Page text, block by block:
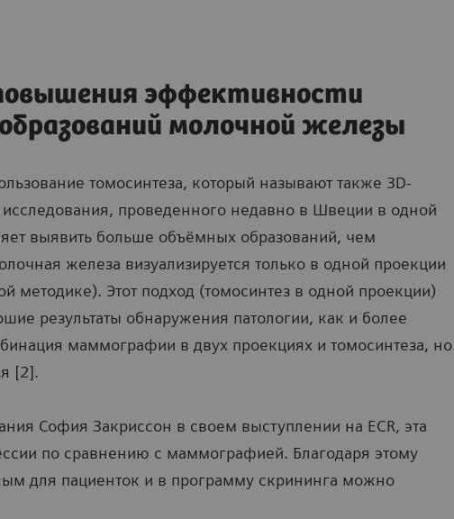
эффективности
молочной железы
томосинтеза, который называют также 3D-
проведенного недавно в Швеции в одной
выявить больше объёмных образований, чем
железа визуализируется только в одной проекции
методике). Этот подход (томосинтез в одной проекции)
результаты обнаружения патологии, как и более
маммографии в двух проекциях и томосинтеза, но
[2].
София Закриссон в своем выступлении на ECR, эта
по сравнению с маммографией. Благодаря этому
для пациенток и в программу скрининга можно